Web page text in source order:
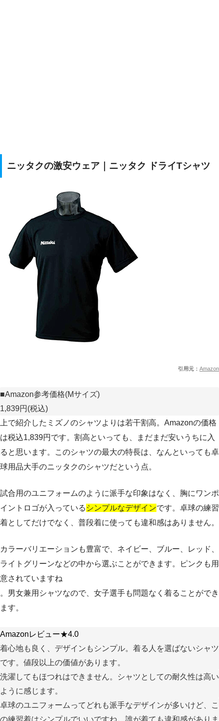
ニッタクの激安ウェア｜ニッタク ドライTシャツ
引用元： Amazon
■Amazon参考価格(Mサイズ)
1,839円(税込)
上で紹介したミズノのシャツよりは若干割高。Amazonの価格
は税込1,839円です。割高といっても、まだまだ安いうちに入
ると思います。このシャツの最大の特長は、なんといっても卓
球用品大手のニッタクのシャツだという点。
試合用のユニフォームのように派手な印象はなく、胸にワンポ
イントロゴが入っている シンプルなデザインです。卓球の練習
着としてだけでなく、普段着に使っても違和感はありません。
カラーバリエーションも豊富で、ネイビー、ブルー、レッド、
ライトグリーンなどの中から選ぶことができます。ピンクも用
意されていますね
。男女兼用シャツなので、女子選手も問題なく着ることができ
ます。
Amazonレビュー★4.0
着心地も良く、デザインもシンプル。着る人を選ばないシャツ
です。値段以上の価値があります。
洗濯してもほつれはできません。シャツとしての耐久性は高い
ように感じます。
卓球のユニフォームってどれも派手なデザインが多いけど、こ
の練習着はシンプルでいいですね。誰が着ても違和感がありま